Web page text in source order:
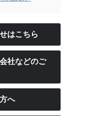
はこちら
社などのご
へ